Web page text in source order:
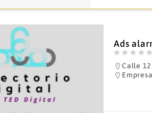
Ads
Calle